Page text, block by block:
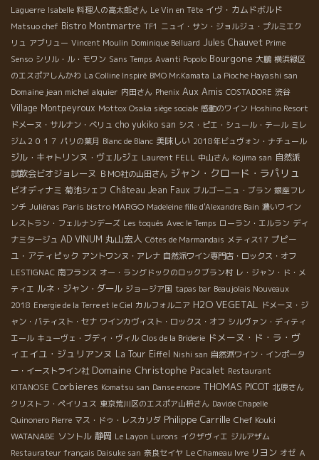
Laguerre Isabelle 料理人の高太郎さん Le Vin en Tête イヴ・カムドボルド
Matsuo chef Bistro Montmartre TF1 ニュイ・サン・ジョルジュ・プルミエク
リュ アブリュー Vincent Moulin Dominique Belluard Jules Chauvet Prime
Senso シリル・ル・モワン Sans Temps Avanti Popolo Bourgone 大鵬 横浜緑区
のエスポアしんかわ La Colline Inspiré BMO Mr.Kamata La Pioche Hayashi san
Domaine jean michel alquier 内田さん Phenix Aux Amis COSTADORE 渋谷
Village Montpeyroux Mottox Osaka siège sociale 感動のワイン Hoshino Resort
ドメーヌ・サルナン・ベリュ cho yukiko san シス・ピエ・シュール・テール ミレ
ジム２０１７ パリの葉月 Blanc de Blanc 美味しい 2018年ビュヴォン・ナチュール
ジル・キャトリンヌ・ヴェルジェ Laurent FELL 中山さん Kojima san 自然派
試飲会ビオジョレーヌ ＢＭО社の山田さん ジャン・クロード・ラパリュ
ビオディナミ 菊池シェフ Château Jean Faux ブルゴーニュ・ブラン 銀座フレ
ンチ Juliénas Paris bistro MARGO Madeleine fille d'Alexandre Bain 濃いワイン
レストラン・フェルナンデーズ Les toqués Avec le Temps ローラン・エルラン ディ
ナミタージュ AD VINUM 丸山宏人 Côtes de Marmandais メティス17 プピー
ユ・アティピック アントワンヌ・アレナ 自然派ワイン専門店・ロックス・オフ
LESTIGNAC 南フランス オー・ラングドックのロックブラン村 レ・ジャン・ド・メ
ティエ ルネ・ジャン・ダール ジョージア国 tapas bar Beaujolais Nouveaux
2018 Energie de la Terre et le Ciel カルフォルニア H2O VEGETAL ドメーヌ・ジ
ャン・バティスト・セナ ワインカヴィスト・ロックス・オフ シルヴァン・ディティ
エール キューヴェ・ブディ・ヴィル Clos de la Briderie ドメーヌ・ド・ラ・ヴ
ィエイユ・ジュリアンヌ La Tour Eiffel Nishi san 自然派ワイン・インポータ
ー・イーストライン社 Domaine Christophe Pacalet Restaurant
KITANOSE Corbieres Komatsu san Danse encore THOMAS PICOT 北原さん
クリストフ・ペイリュス 東京荒川区のエスポア山枡さん Davide Chapelle
Quinonero Pierre マス・ドゥ・レスカリダ Philippe Carrille Chef Kouki
WATANABE ソントル 静岡 Le Layon Lurons イクザヴィエ ジルアザム
Restaurateur français Daisuke san 奈良セイヤ Le Chameau Ivre リヨン オゼ Ａ